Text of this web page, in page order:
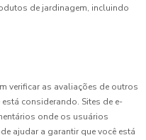
de jardinagem, incluindo
verificar as avaliações de outros
considerando. Sites de e-
onde os usuários
ajudar a garantir que você está